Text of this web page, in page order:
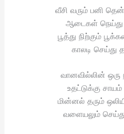
வீசி வரும் பனி
ஆடைகள் நெய்து
பூத்து நிற்கும்
காலடி செய்து
வானவில்லின் ஒரு
உதட்டுக்கு
மின்னல் தரும்
வளையலும்